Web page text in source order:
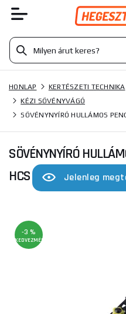
HONLAP KERTÉSZETI TECHNIKA
KÉZI SÖVÉNYVÁGÓ
SÖVÉNYNYÍRÓ HULLÁMOS
SÖVÉNYNYÍRÓ
HCS
Jelenleg
-3 %
KEDVEZMÉNY